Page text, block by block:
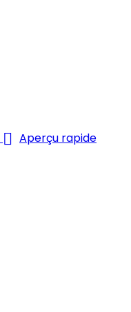
 Aperçu rapide